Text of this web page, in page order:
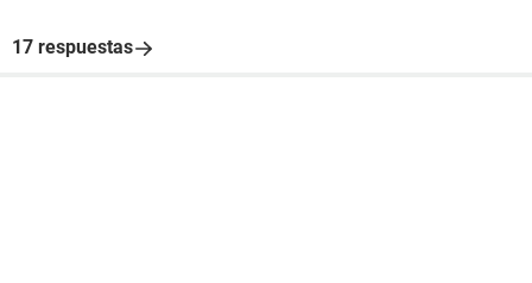
17 respuestas